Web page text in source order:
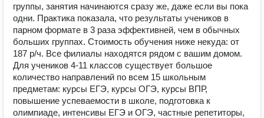
группы, занятия начинаются сразу же, даже если вы пока
одни. Практика показала, что результаты учеников в
парном формате в 3 раза эффективней, чем в обычных
больших группах. Стоимость обучения ниже некуда: от
187 р/ч. Все филиалы находятся рядом с вашим домом.
Для учеников 4-11 классов существует большое
количество направлений по всем 15 школьным
предметам: курсы ЕГЭ, курсы ОГЭ, курсы ВПР,
повышение успеваемости в школе, подготовка к
олимпиаде, интенсивы ЕГЭ и ОГЭ, частные репетиторы,